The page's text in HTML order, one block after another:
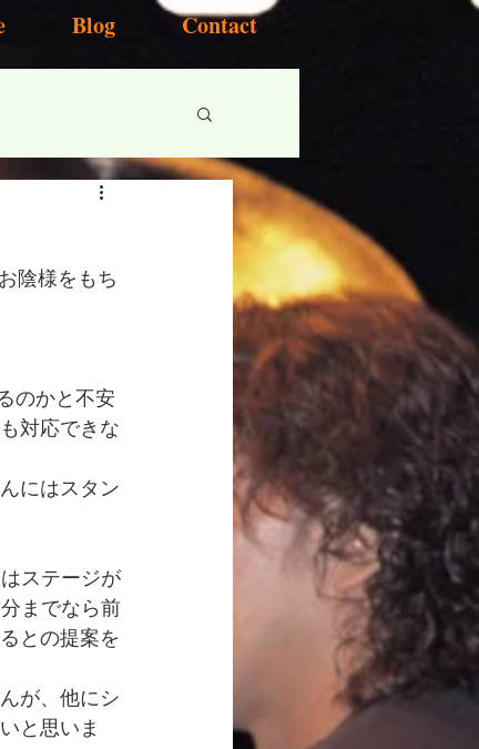
Blog Contact
陰様をもち
のかと不安
対応できな
にはスタン
ステージが
までなら前
との提案を
が、他にシ
と思いま